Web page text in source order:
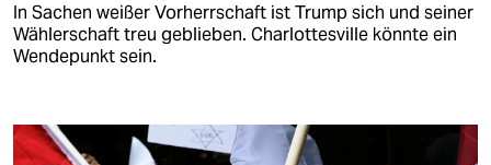
In Sachen weißer Vorherrschaft ist Trump sich und seiner
Wählerschaft treu geblieben. Charlottesville könnte ein
Wendepunkt sein.